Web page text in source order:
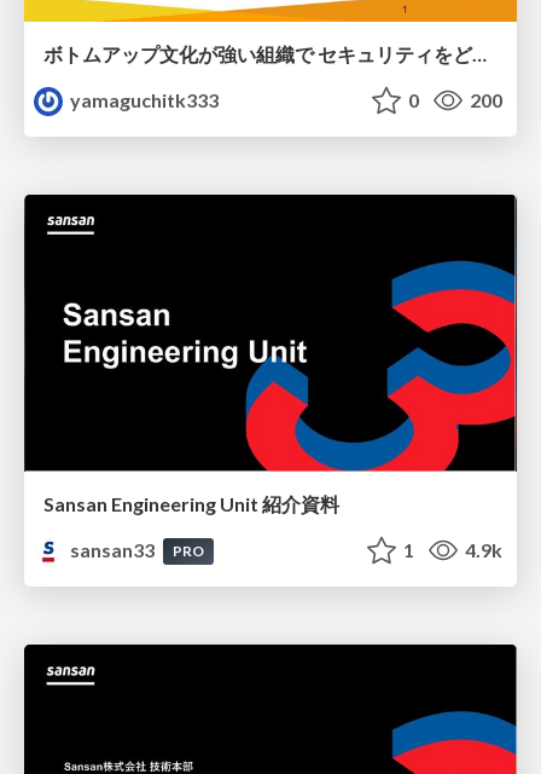
ボトムアップ文化が強い組織で セキュリティをどう根付かせていくかの現在進行形の話 / Making Security Stick in a Bottom-Up Organization
yamaguchitk333
0 200
Sansan Engineering Unit 紹介資料
sansan33
PRO 1 4.9k